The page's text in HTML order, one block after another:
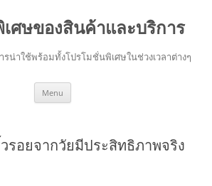
ศษของสินค้าและบริการ
น่าใช้พร้อมทั้งโปรโมชั่นพิเศษในช่วงเวลาต่างๆ
Menu
รอยจากวัยมีประสิทธิภาพจริง